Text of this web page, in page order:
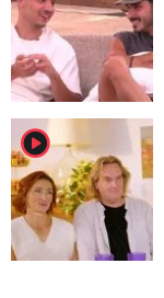
player2